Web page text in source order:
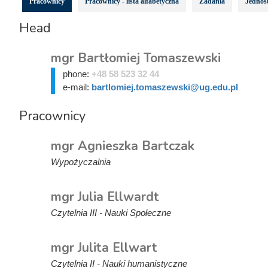
Head
mgr Bartłomiej Tomaszewski
phone: +48 58 523 32 44
e-mail: bartlomiej.tomaszewski@ug.edu.pl
Pracownicy
mgr Agnieszka Bartczak
Wypożyczalnia
mgr Julia Ellwardt
Czytelnia III - Nauki Społeczne
mgr Julita Ellwart
Czytelnia II - Nauki humanistyczne